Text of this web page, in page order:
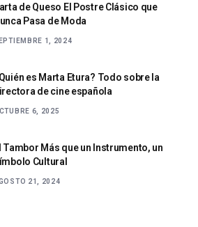
de Queso El Postre Clásico que
Pasa de Moda
1, 2024
es Marta Etura? Todo sobre la
de cine española
6, 2025
Tambor Más que un Instrumento, un
Cultural
21, 2024